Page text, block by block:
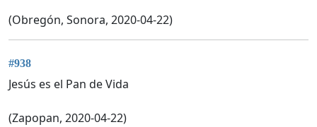
(Obregón, Sonora, 2020-04-22)
#938
Jesús es el Pan de Vida
(Zapopan, 2020-04-22)